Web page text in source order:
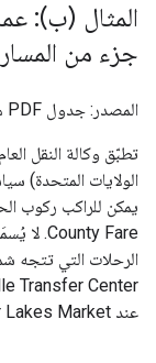
المثال (ب):
جزء من المسار
المصدر: جدول PDF متاح على الرابط
تطبّق وكالة النقل العام
يمكن للراكب ركوب
County Fare. لا
الرحلات التي تتجه شمالًا،
Transfer Center
عند Lakes Market